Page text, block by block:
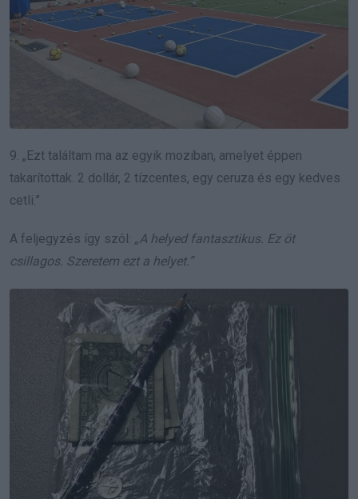
9. „Ezt találtam ma az egyik moziban, amelyet éppen
takarítottak. 2 dollár, 2 tízcentes, egy ceruza és egy kedves
cetli.”
A feljegyzés így szól: „A helyed fantasztikus. Ez öt
csillagos. Szeretem ezt a helyet.”